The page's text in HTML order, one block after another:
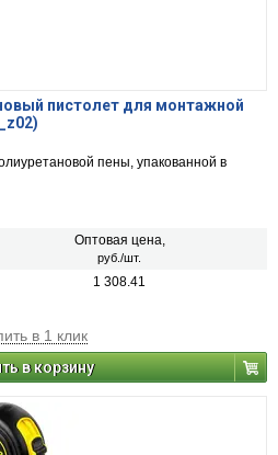
пистолет для монтажной
пены, упакованной в
Оптовая цена,
руб./шт.
1 308.41
в 1 клик
в корзину